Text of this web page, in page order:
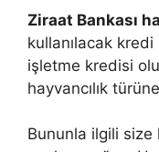
Ziraat Bankası
kullanılacak kredi
işletme kredisi
hayvancılık
Bununla ilgili size